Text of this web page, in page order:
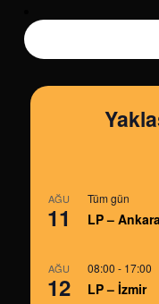
AĞU
11
Tüm gün
LP –
AĞU
12
08:00 - 17:00
LP – İzmir